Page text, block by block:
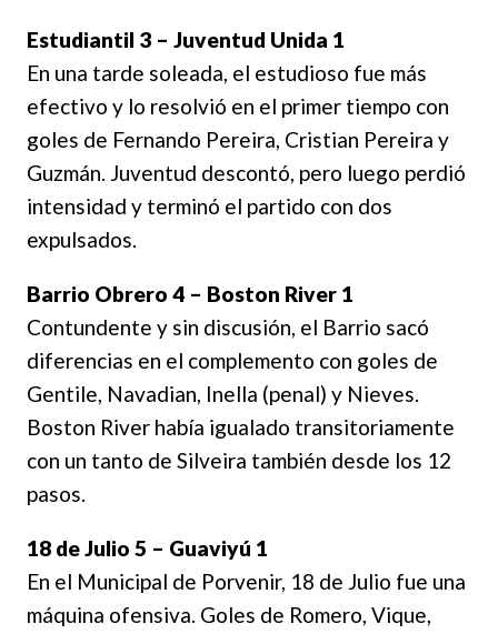
Estudiantil 3 – Juventud Unida 1
En una tarde soleada, el estudioso fue más
efectivo y lo resolvió en el primer tiempo con
goles de Fernando Pereira, Cristian Pereira y
Guzmán. Juventud descontó, pero luego perdió
intensidad y terminó el partido con dos
expulsados.
Barrio Obrero 4 – Boston River 1
Contundente y sin discusión, el Barrio sacó
diferencias en el complemento con goles de
Gentile, Navadian, Inella (penal) y Nieves.
Boston River había igualado transitoriamente
con un tanto de Silveira también desde los 12
pasos.
18 de Julio 5 – Guaviyú 1
En el Municipal de Porvenir, 18 de Julio fue una
máquina ofensiva. Goles de Romero, Vique,